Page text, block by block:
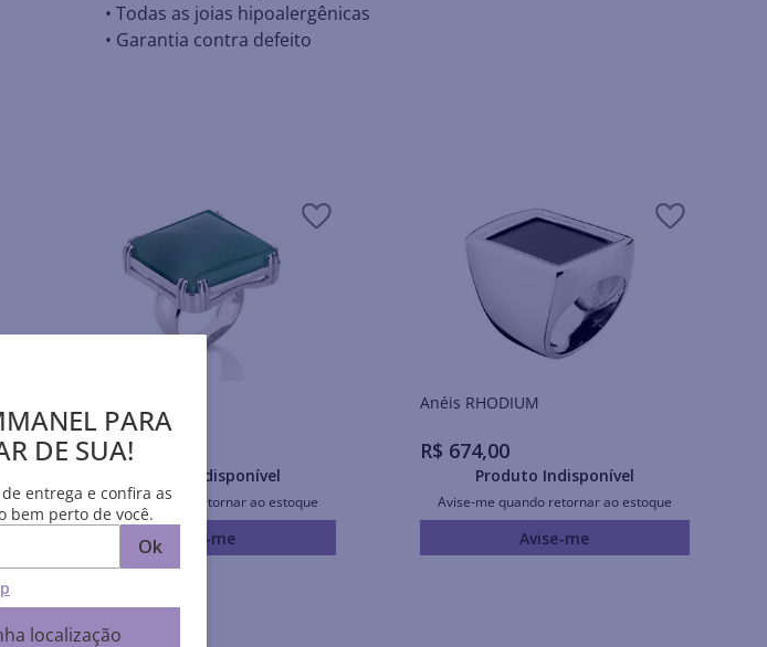
• Todas as joias hipoalergênicas
• Garantia contra defeito
R$ 519,
Produto Indisponível
Avise-me quando retornar ao estoque
Avise-me
Anéis RHODIUM
R$ 674,00
Produto Indisponível
Avise-me quando retornar ao estoque
Avise-me
PARA
DE SUA!
entrega e confira as
bem perto de você.
Ok
localização